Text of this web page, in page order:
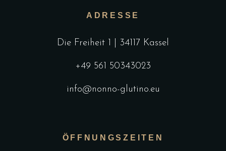
ADRESSE
Die Freiheit 1 | 34117 Kassel
+49 561 50343023
info@nonno-glutino.eu
ÖFFNUNGSZEITEN